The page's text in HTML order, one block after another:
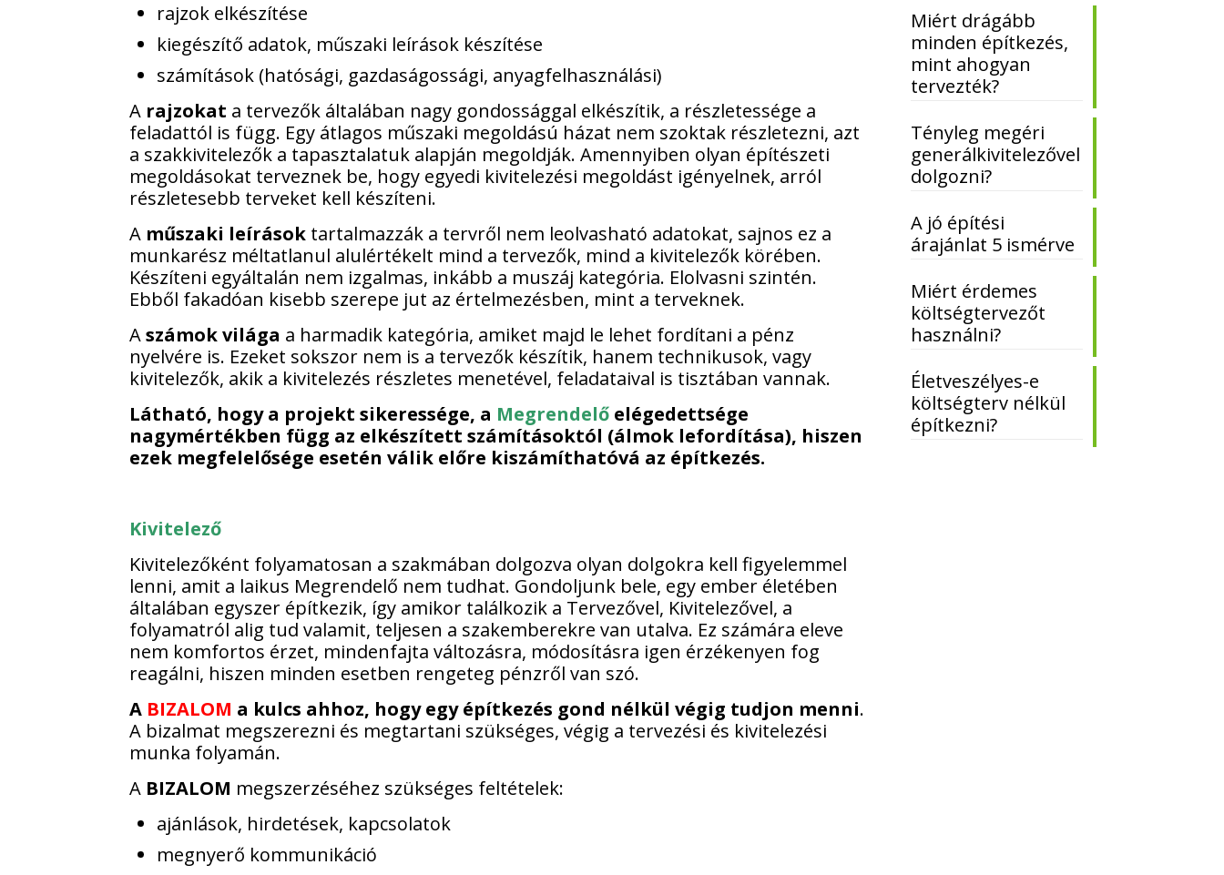
rajzok elkészítése
kiegészítő adatok, műszaki leírások készítése
számítások (hatósági, gazdaságossági, anyagfelhasználási)
A rajzokat a tervezők általában nagy gondossággal elkészítik, a részletessége a
feladattól is függ. Egy átlagos műszaki megoldású házat nem szoktak részletezni, azt
a szakkivitelezők a tapasztalatuk alapján megoldják. Amennyiben olyan építészeti
megoldásokat terveznek be, hogy egyedi kivitelezési megoldást igényelnek, arról
részletesebb terveket kell készíteni.
A műszaki leírások tartalmazzák a tervről nem leolvasható adatokat, sajnos ez a
munkarész méltatlanul alulértékelt mind a tervezők, mind a kivitelezők körében.
Készíteni egyáltalán nem izgalmas, inkább a muszáj kategória. Elolvasni szintén.
Ebből fakadóan kisebb szerepe jut az értelmezésben, mint a terveknek.
Aszámok világa a harmadik kategória, amiket majd le lehet fordítani a pénz
nyelvére is. Ezeket sokszor nem is a tervezők készítik, hanem technikusok, vagy
kivitelezők, akik a kivitelezés részletes menetével, feladataival is tisztában vannak.
Látható, hogy a projekt sikeressége, a Megrendelő elégedettsége
nagymértékben függ az elkészített számításoktól (álmok lefordítása), hiszen
ezek megfelelősége esetén válik előre kiszámíthatóvá az építkezés.
Kivitelező
Kivitelezőként folyamatosan a szakmában dolgozva olyan dolgokra kell figyelemmel
lenni, amit a laikus Megrendelő nem tudhat. Gondoljunk bele, egy ember életében
általában egyszer építkezik, így amikor találkozik a Tervezővel, Kivitelezővel, a
folyamatról alig tud valamit, teljesen a szakemberekre van utalva. Ez számára eleve
nem komfortos érzet, mindenfajta változásra, módosításra igen érzékenyen fog
reagálni, hiszen minden esetben rengeteg pénzről van szó.
A BIZALOM a kulcs ahhoz, hogy egy építkezés gond nélkül végig tudjon menni.
A bizalmat megszerezni és megtartani szükséges, végig a tervezési és kivitelezési
munka folyamán.
A BIZALOM megszerzéséhez szükséges feltételek:
ajánlások, hirdetések, kapcsolatok
megnyerő kommunikáció
Miért drágább
minden építkezés,
mint ahogyan
tervezték?
Tényleg megéri
generálkivitelezővel
dolgozni?
A jó építési
árajánlat 5 ismérve
Miért érdemes
költségtervezőt
használni?
Életveszélyes-e
költségterv nélkül
építkezni?